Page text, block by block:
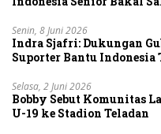
Senin, 8 Juni 2026
Indra Sjafri: Dukungan
Suporter Bantu
Selasa, 2 Juni 2026
Bobby Sebut Komunitas
U-19 ke Stadion Teladan